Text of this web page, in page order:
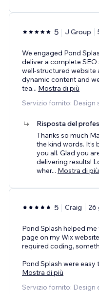
5 J Group
We engaged Pond
deliver a complete
well-structured website
dynamic content and
tea... Mostra di più
Servizio fornito: Design
Risposta del
Thanks so much
the kind words. It’s
you all. Glad you
delivering results!
wher... Mostra di più
5 Craig 26
Pond Splash helped
page on my Wix
required coding,
Pond Splash were
Mostra di più
Servizio fornito: Design